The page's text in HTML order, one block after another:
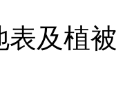
表及植